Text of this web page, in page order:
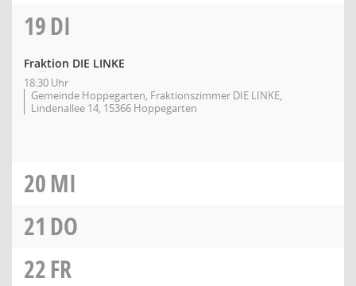
19DI
Fraktion DIE LINKE
18:30 Uhr
Gemeinde Hoppegarten, Fraktionszimmer DIE LINKE,
Lindenallee 14, 15366 Hoppegarten
20MI
21 DO
22FR